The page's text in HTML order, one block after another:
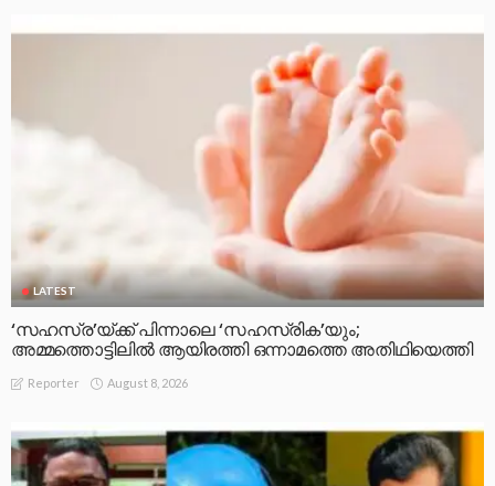
LATEST
‘സഹസ്ര’യ്ക്ക് പിന്നാലെ ‘സഹസ്രിക’യും;
അമ്മത്തൊട്ടിലിൽ ആയിരത്തി ഒന്നാമത്തെ അതിഥിയെത്തി
Reporter August 8, 2026